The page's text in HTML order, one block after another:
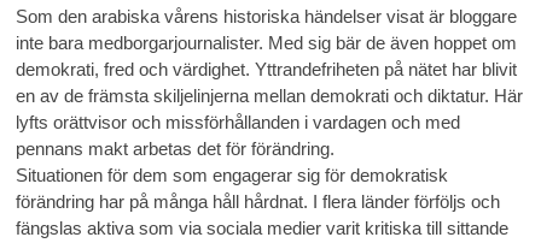
Som den arabiska vårens historiska händelser visat är bloggare
inte bara medborgarjournalister. Med sig bär de även hoppet om
demokrati, fred och värdighet. Yttrandefriheten på nätet har blivit
en av de främsta skiljelinjerna mellan demokrati och diktatur. Här
lyfts orättvisor och missförhållanden i vardagen och med
pennans makt arbetas det för förändring.
Situationen för dem som engagerar sig för demokratisk
förändring har på många håll hårdnat. I flera länder förföljs och
fängslas aktiva som via sociala medier varit kritiska till sittande